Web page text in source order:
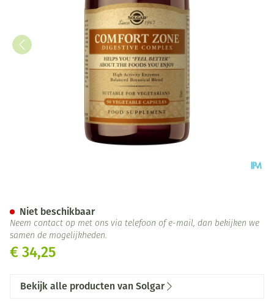
€ 34,25
Niet beschikbaar
Neem contact op met ons via telefoon of e-mail, dan bekijken we
samen de mogelijkheden.
Bekijk alle producten van Solgar